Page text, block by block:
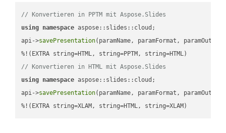
// Konvertieren in PPTM mit Aspose.Slides
using namespace aspose::slides::cloud;
api->savePresentation(paramName, paramFormat,
// Konvertieren in HTML mit Aspose.Slides
using namespace aspose::slides::cloud;
api->savePresentation(paramName, paramFormat,
%!(EXTRA string=XLAM, string=HTML, string=XLAM)